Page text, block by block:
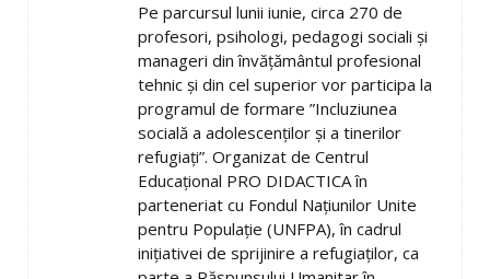
Pe parcursul lunii iunie, circa 270 de
profesori, psihologi, pedagogi sociali și
manageri din învățământul profesional
tehnic și din cel superior vor participa la
programul de formare ”Incluziunea
socială a adolescenților și a tinerilor
refugiați”. Organizat de Centrul
Educațional PRO DIDACTICA în
parteneriat cu Fondul Națiunilor Unite
pentru Populație (UNFPA), în cadrul
inițiativei de sprijinire a refugiaților, ca